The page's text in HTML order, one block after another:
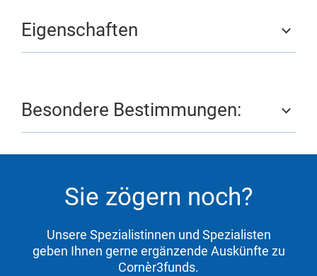
Eigenschaften
Besondere Bestimmungen:
Sie zögern noch?
Unsere Spezialistinnen und Spezialisten
geben Ihnen gerne ergänzende Auskünfte zu
Cornèr3funds.